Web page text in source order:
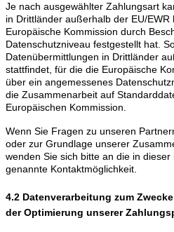
Je nach ausgewählter Zahlungsart
in Drittländer außerhalb der EU/
Europäische Kommission durch
Datenschutzniveau festgestellt hat.
Datenübermittlungen in Drittländer
stattfindet, für die die Europäische
über ein angemessenes
die Zusammenarbeit auf
Europäischen Kommission.
Wenn Sie Fragen zu unseren
oder zur Grundlage unserer
wenden Sie sich bitte an die in
genannte Kontaktmöglichkeit.
4.2 Datenverarbeitung zum
der Optimierung unserer